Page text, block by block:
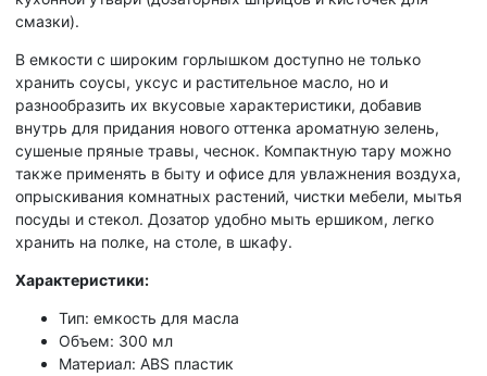
смазки).
В емкости с широким горлышком доступно не только
хранить соусы, уксус и растительное масло, но и
разнообразить их вкусовые характеристики, добавив
внутрь для придания нового оттенка ароматную зелень,
сушеные пряные травы, чеснок. Компактную тару можно
также применять в быту и офисе для увлажнения воздуха,
опрыскивания комнатных растений, чистки мебели, мытья
посуды и стекол. Дозатор удобно мыть ершиком, легко
хранить на полке, на столе, в шкафу.
Характеристики:
Тип: емкость для масла
Объем: 300 мл
Материал: ABS пластик